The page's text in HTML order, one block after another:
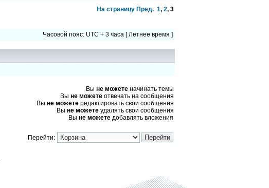
На страницу Пред. 1, 2, 3
Часовой пояс: UTC + 3 часа [ Летнее время ]
Вы не можете начинать темы
Вы не можете отвечать на сообщения
Вы не можете редактировать свои сообщения
Вы не можете удалять свои сообщения
Вы не можете добавлять вложения
Перейти: